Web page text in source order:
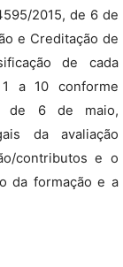
2015, de 6 de
e Creditação de
de cada
a 10 conforme
de 6 de maio,
da avaliação
contributos e o
da formação e a